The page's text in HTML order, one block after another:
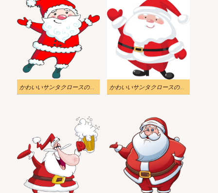
かわいいサンタクロースのイラスト透明 かわいいサンタクロースのイラスト